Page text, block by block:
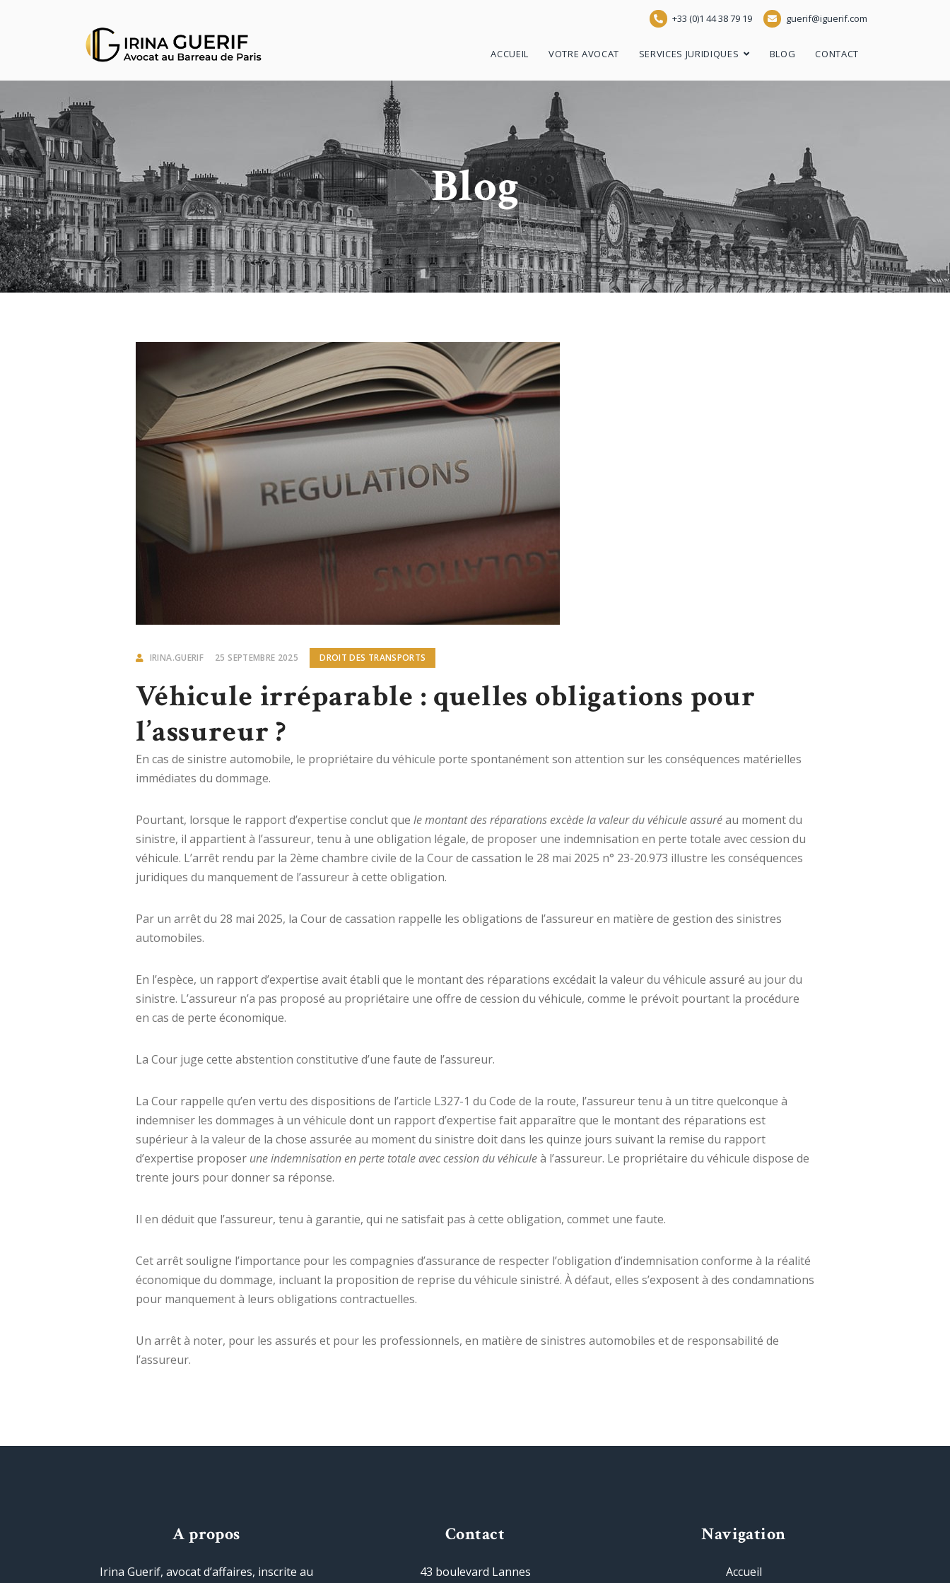
+33 (0)1 44 38 79 19 guerif@iguerif.com
ACCUEIL VOTRE AVOCAT SERVICES JURIDIQUES BLOG CONTACT
Blog
IRINA.GUERIF 25 SEPTEMBRE 2025 DROIT DES TRANSPORTS
Véhicule irréparable : quelles obligations pour
l’assureur ?
En cas de sinistre automobile, le propriétaire du véhicule porte spontanément son attention sur les conséquences matérielles
immédiates du dommage.
Pourtant, lorsque le rapport d’expertise conclut que le montant des réparations excède la valeur du véhicule assuréau moment du
sinistre, il appartient à l’assureur, tenu à une obligation légale, de proposer une indemnisation en perte totale avec cession du
véhicule. L’arrêt rendu par la 2ème chambre civile de la Cour de cassation le 28 mai 2025 n° 23-20.973 illustre les conséquences
juridiques du manquement de l’assureur à cette obligation.
Par un arrêt du 28 mai 2025, la Cour de cassation rappelle les obligations de l’assureur en matière de gestion des sinistres
automobiles.
En l’espèce, un rapport d’expertise avait établi que le montant des réparations excédait la valeur du véhicule assuré au jour du
sinistre. L’assureur n’a pas proposé au propriétaire une offre de cession du véhicule, comme le prévoit pourtant la procédure
en cas de perte économique.
La Cour juge cette abstention constitutive d’une faute de l’assureur.
La Cour rappelle qu’en vertu des dispositions de l’article L327-1 du Code de la route, l’assureur tenu à un titre quelconque à
indemniser les dommages à un véhicule dont un rapport d’expertise fait apparaître que le montant des réparations est
supérieur à la valeur de la chose assurée au moment du sinistre doit dans les quinze jours suivant la remise du rapport
d’expertise proposer une indemnisation en perte totale avec cession du véhiculeà l’assureur. Le propriétaire du véhicule dispose de
trente jours pour donner sa réponse.
Il en déduit que l’assureur, tenu à garantie, qui ne satisfait pas à cette obligation, commet une faute.
Cet arrêt souligne l’importance pour les compagnies d’assurance de respecter l’obligation d’indemnisation conforme à la réalité
économique du dommage, incluant la proposition de reprise du véhicule sinistré. À défaut, elles s’exposent à des condamnations
pour manquement à leurs obligations contractuelles.
Un arrêt à noter, pour les assurés et pour les professionnels, en matière de sinistres automobiles et de responsabilité de
l’assureur.
A propos
Irina Guerif, avocat d’affaires, inscrite au
Contact
43 boulevard Lannes
Navigation
Accueil